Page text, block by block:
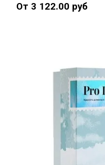
От 3 122.00 руб